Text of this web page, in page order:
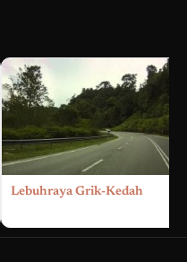
Lebuhraya Grik-Kedah